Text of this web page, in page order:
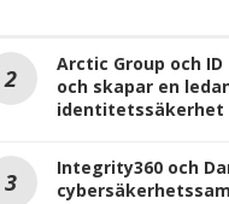
Arctic Group och
och skapar en
identitetssäkerhet
Integrity360 och